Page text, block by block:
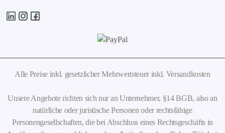
Alle Preise inkl. gesetzlicher Mehrwertsteuer inkl. Versandkosten
Unsere Angebote richten sich nur an Unternehmer, §14 BGB, also an
natürliche oder juristische Personen oder rechtsfähige
Personengesellschaften, die bei Abschluss eines Rechtsgeschäfts in